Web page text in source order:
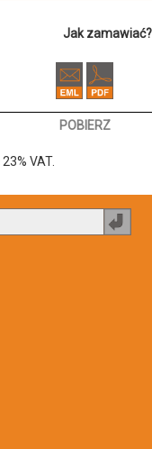
Jak zamawiać?
POBIERZ
VAT.